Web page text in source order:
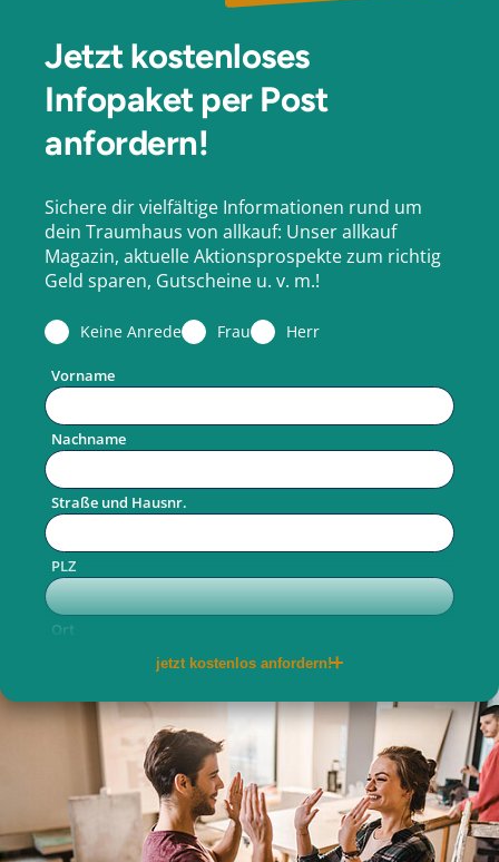
Jetzt kostenloses
Infopaket per Post
anfordern!
Sichere dir vielfältige Informationen rund um
dein Traumhaus von allkauf: Unser allkauf
Magazin, aktuelle Aktionsprospekte zum richtig
Geld sparen, Gutscheine u. v. m.!
Keine Anrede Frau Herr
Vorname
Nachname
Straße und Hausnr.
PLZ
Ort
per Post per E-Mail
jetzt kostenlos anfordern!